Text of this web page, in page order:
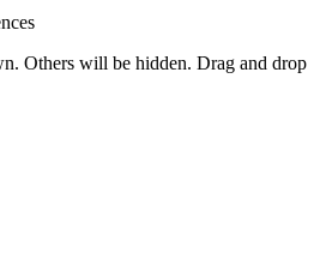
Others will be hidden. Drag and drop